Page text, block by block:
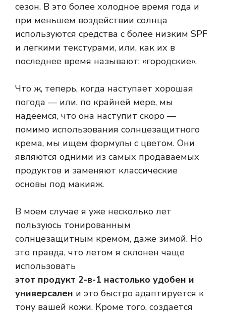
сезон. В это более холодное время года и
при меньшем воздействии солнца
используются средства с более низким SPF
и легкими текстурами, или, как их в
последнее время называют: «городские».
Что ж, теперь, когда наступает хорошая
погода — или, по крайней мере, мы
надеемся, что она наступит скоро —
помимо использования солнцезащитного
крема, мы ищем формулы с цветом. Они
являются одними из самых продаваемых
продуктов и заменяют классические
основы под макияж.
В моем случае я уже несколько лет
пользуюсь тонированным
солнцезащитным кремом, даже зимой. Но
это правда, что летом я склонен чаще
использовать
этот продукт 2-в-1 настолько удобен и
универсален и это быстро адаптируется к
тону вашей кожи. Кроме того, создается